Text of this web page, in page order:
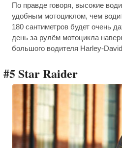
По правде говоря, высокие
удобным мотоциклом, чем
180 сантиметров будет очень
день за рулём мотоцикла
большого водителя Harley-
#5 Star Raider